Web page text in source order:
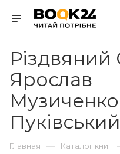
Різдвяний
Ярослав
Пуківський
Главная — Каталог книг